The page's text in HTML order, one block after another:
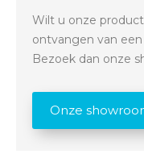
Wilt u onze
ontvangen van
Bezoek dan onze
Onze